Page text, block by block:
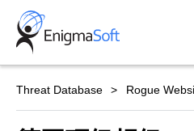
Skip
content
Threat Database Rogue